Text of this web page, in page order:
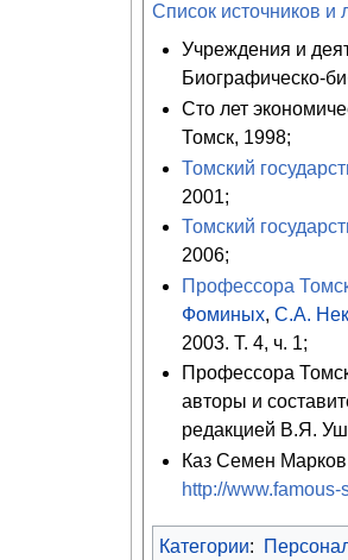
Список источников
Учреждения и
Биографическо-
Сто лет
Томск, 1998;
Томский
2001;
Томский
2006;
Профессора
Фоминых,С.А.
2003. Т. 4, ч. 1;
Профессора
авторы и
редакцией В.Я.
Каз Семен
http://
Категории: